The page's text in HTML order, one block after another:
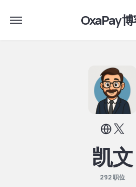
OxaPay
凯文
292 职位